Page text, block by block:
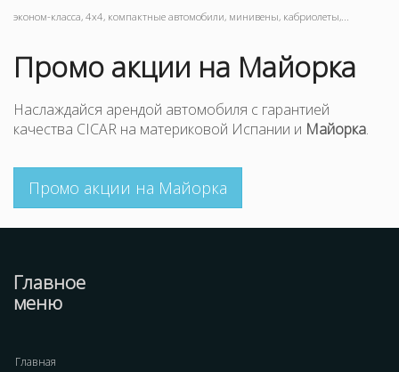
эконом-класса, 4x4, компактные автомобили, минивены, кабриолеты,...
Промо акции на Майорка
Наслаждайся арендой автомобиля с гарантией
качества CICAR на материковой Испании и Майорка.
Промо акции на Майорка
Главное
меню
Главная